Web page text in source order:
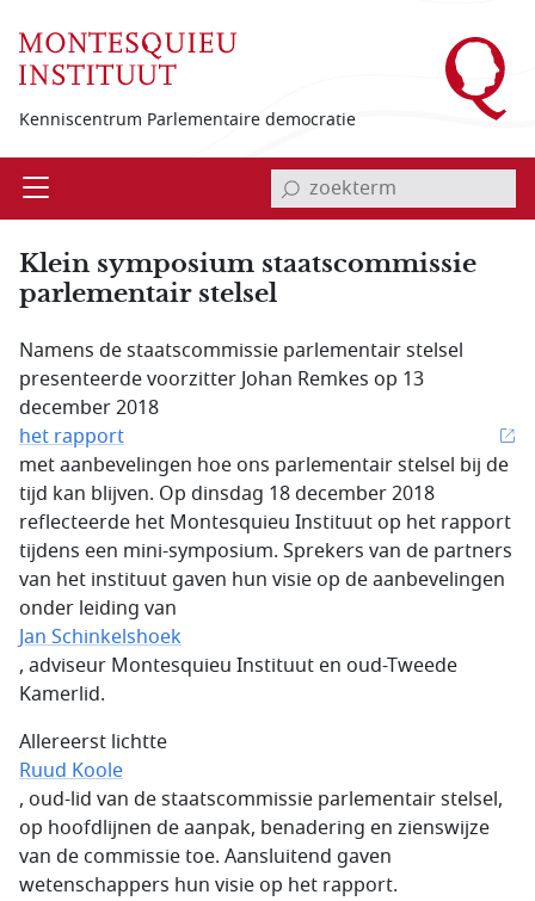
Kenniscentrum Parlementaire democratie
Open invoerveld zoekterm
Klein symposium staatscommissie
parlementair stelsel
Namens de staatscommissie parlementair stelsel
presenteerde voorzitter Johan Remkes op 13
december 2018
het rapport
met aanbevelingen hoe ons parlementair stelsel bij de
tijd kan blijven. Op dinsdag 18 december 2018
reflecteerde het Montesquieu Instituut op het rapport
tijdens een mini-symposium. Sprekers van de partners
van het instituut gaven hun visie op de aanbevelingen
onder leiding van
Jan Schinkelshoek
, adviseur Montesquieu Instituut en oud-Tweede
Kamerlid.
Allereerst lichtte
Ruud Koole
, oud-lid van de staatscommissie parlementair stelsel,
op hoofdlijnen de aanpak, benadering en zienswijze
van de commissie toe. Aansluitend gaven
wetenschappers hun visie op het rapport.